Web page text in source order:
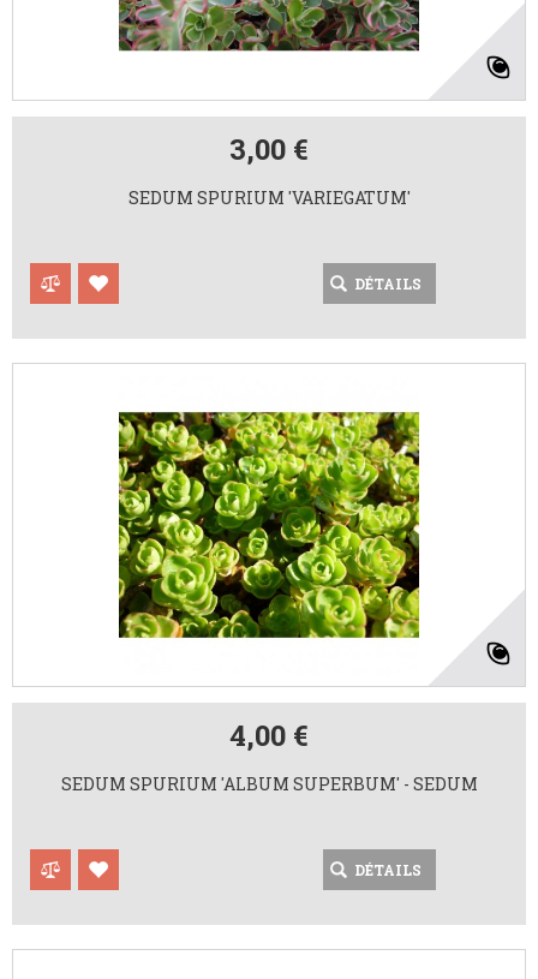
3,00 €
SEDUM SPURIUM 'VARIEGATUM'
DÉTAILS
4,00 €
SEDUM SPURIUM 'ALBUM SUPERBUM' - SEDUM
DÉTAILS